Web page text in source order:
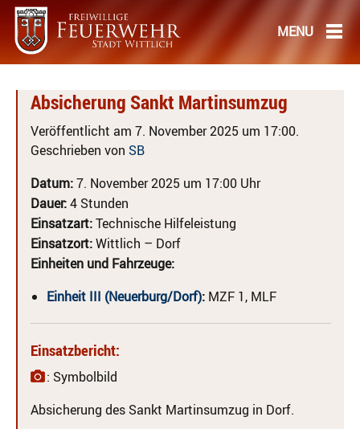
Absicherung Sankt Martinsumzug
Veröffentlicht am 7. November 2025 um 17:00.
Geschrieben von SB
Datum:7. November 2025 um 17:00 Uhr
Dauer:4 Stunden
Einsatzart:Technische Hilfeleistung
Einsatzort:Wittlich – Dorf
Einheiten und Fahrzeuge:
Einheit III (Neuerburg/Dorf): MZF 1, MLF
Einsatzbericht:
: Symbolbild
Absicherung des Sankt Martinsumzug in Dorf.